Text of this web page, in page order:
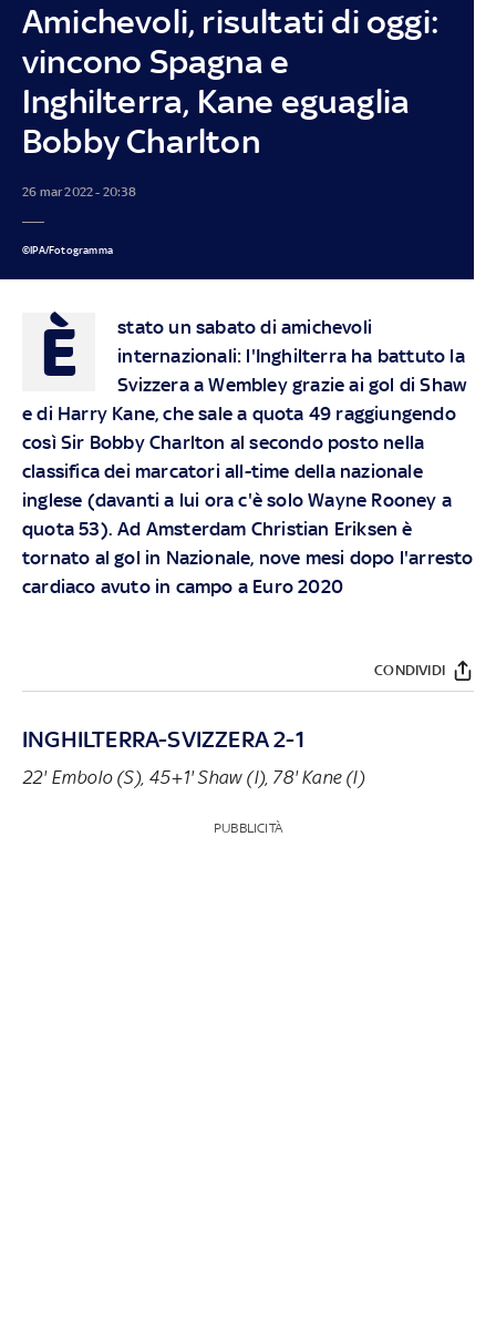
Amichevoli, risultati di oggi:
vincono Spagna e
Inghilterra, Kane eguaglia
Bobby Charlton
26 mar 2022 - 20:38
©IPA/Fotogramma
È
stato un sabato di amichevoli
internazionali: l'Inghilterra ha battuto la
Svizzera a Wembley grazie ai gol di Shaw
e di Harry Kane, che sale a quota 49 raggiungendo
così Sir Bobby Charlton al secondo posto nella
classifica dei marcatori all-time della nazionale
inglese (davanti a lui ora c'è solo Wayne Rooney a
quota 53). Ad Amsterdam Christian Eriksen è
tornato al gol in Nazionale, nove mesi dopo l'arresto
cardiaco avuto in campo a Euro 2020
CONDIVIDI
INGHILTERRA-SVIZZERA 2-1
22' Embolo (S), 45+1' Shaw (I), 78' Kane (I)
PUBBLICITÀ